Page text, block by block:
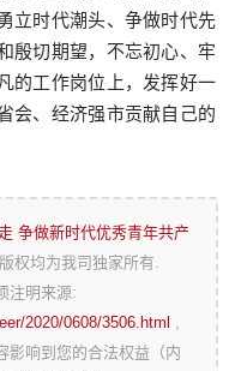
立时代潮头、争做时代先
殷切期望，不忘初心、牢
的工作岗位上，发挥好一
会、经济强市贡献自己的
争做新时代优秀青年共产
权均为我司独家所有.
注明来源:
2020/0608/3506.html
影响到您的合法权益（内